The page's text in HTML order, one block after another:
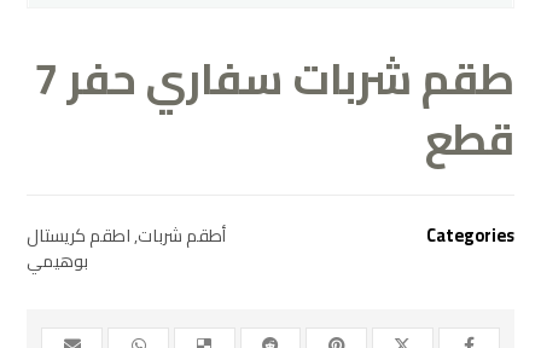
طقم شربات سفاري حفر 7
قطع
Categories أطقم شربات,اطقم كريستال
بوهيمي